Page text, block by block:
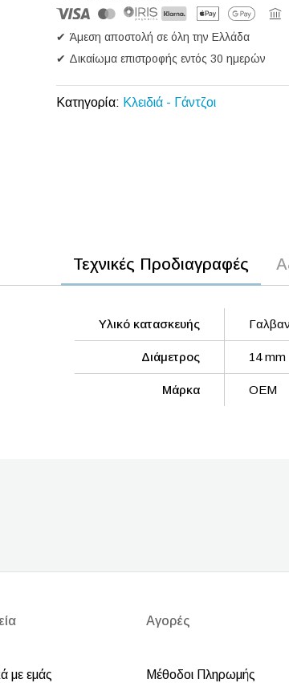
✔ Άμεση αποστολή σε όλη την Ελλάδα
✔ Δικαίωμα επιστροφής εντός 30 ημερών
Κατηγορία: Κλειδιά - Γάντζοι
Τεχνικές Προδιαγραφές
Υλικό κατασκευής
Διάμετρος 14 mm
Μάρκα OEM
με εμάς
Αγορές
Μέθοδοι Πληρωμής